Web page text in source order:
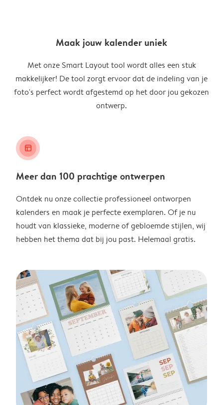
Maak jouw kalender uniek
Met onze Smart Layout tool wordt alles een stuk
makkelijker! De tool zorgt ervoor dat de indeling van je
foto's perfect wordt afgestemd op het door jou gekozen
ontwerp.
layout_alt
Meer dan 100 prachtige ontwerpen
Ontdek nu onze collectie professioneel ontworpen
kalenders en maak je perfecte exemplaren. Of je nu
houdt van klassieke, moderne of gebloemde stijlen, wij
hebben het thema dat bij jou past. Helemaal gratis.